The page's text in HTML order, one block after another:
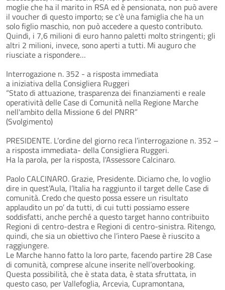
moglie che ha il marito in RSA ed è pensionata, non può avere
il voucher di questo importo; se c'è una famiglia che ha un
solo figlio maschio, non può accedere a questo contributo.
Quindi, i 7,6 milioni di euro hanno paletti molto stringenti; gli
altri 2 milioni, invece, sono aperti a tutti. Mi auguro che
riusciate a rispondere…
Interrogazione n. 352 - a risposta immediata
a iniziativa della Consigliera Ruggeri
“Stato di attuazione, trasparenza dei finanziamenti e reale
operatività delle Case di Comunità nella Regione Marche
nell'ambito della Missione 6 del PNRR”
(Svolgimento)
PRESIDENTE. L’ordine del giorno reca l’interrogazione n. 352 –
a risposta immediata- della Consigliera Ruggeri.
Ha la parola, per la risposta, l'Assessore Calcinaro.
Paolo CALCINARO. Grazie, Presidente. Diciamo che, lo voglio
dire in quest’Aula, l’Italia ha raggiunto il target delle Case di
comunità. Credo che questo possa essere un risultato
applaudito un po’ da tutti, di cui tutti possiamo essere
soddisfatti, anche perché a questo target hanno contribuito
Regioni di centro-destra e Regioni di centro-sinistra. Ritengo,
quindi, che sia un obiettivo che l’intero Paese è riuscito a
raggiungere.
Le Marche hanno fatto la loro parte, facendo partire 28 Case
di comunità, comprese alcune inserite nell’overbooking.
Questa possibilità, che è stata data, è stata sfruttata, in
questo caso, per Vallefoglia, Arcevia, Cupramontana,